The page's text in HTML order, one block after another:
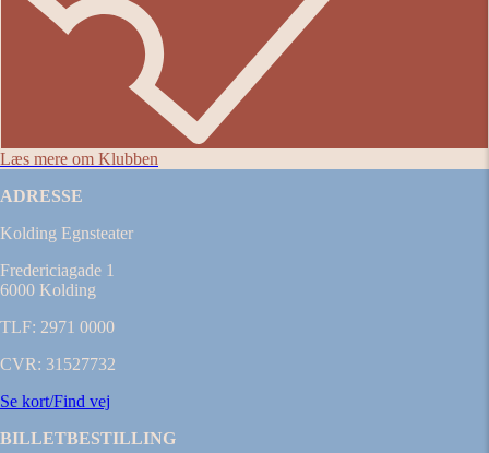
Læs mere om Klubben
ADRESSE
Kolding Egnsteater
Fredericiagade 1
6000 Kolding
TLF: 2971 0000
CVR: 31527732
Se kort/Find vej
BILLETBESTILLING